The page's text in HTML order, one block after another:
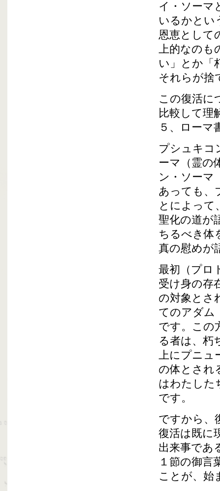
イ・ソーマ
いるかとい
恩恵として
上的なのも
い」とか「
それらが捨
この復活に
比較して理
５、ローマ
プシュキコ
ーマ（霊の
ン・ソーマ
あっても、
とによって
聖化の道が
ちるべき体
真の慰めが
最初（プロ
受け身の存
の対象とさ
てのアダム
です。この
る者は、朽
上にプニュ
の体とされ
はわたした
です。
ですから、
復活は既に
出来事であ
１節の御言
ことが、始